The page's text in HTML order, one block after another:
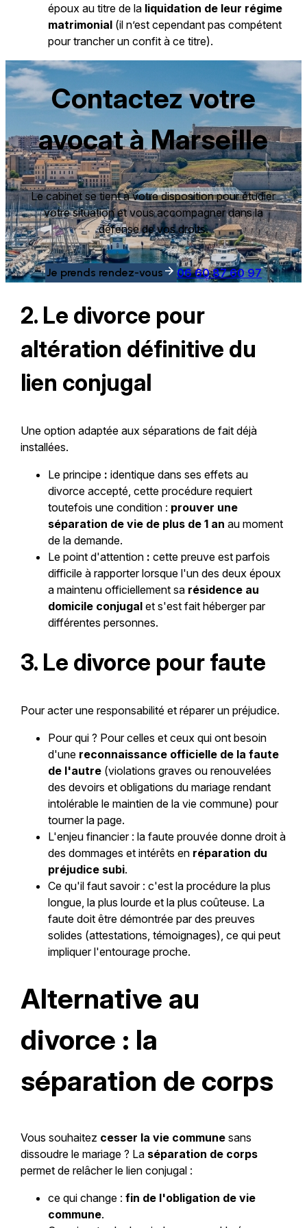
époux au titre de la liquidation de leur régime
matrimonial(il n’est cependant pas compétent
pour trancher un confit à ce titre).
Contactez votre
avocat à Marseille
Le cabinet se tient à votre disposition pour étudier
votre situation et vous accompagner dans la
défense de vos droits.
Je prends rendez-vous 06 60 87 60 97
2. Le divorce pour
altération définitive du
lien conjugal
Une option adaptée aux séparations de fait déjà
installées.
Le principe: identique dans ses effets au
divorce accepté, cette procédure requiert
toutefois une condition : prouver une
séparation de vie de plus de 1 an au moment
de la demande.
Le point d'attention: cette preuve est parfois
difficile à rapporter lorsque l'un des deux époux
a maintenu officiellement sa résidence au
domicile conjugalet s'est fait héberger par
différentes personnes.
3. Le divorce pour faute
Pour acter une responsabilité et réparer un préjudice.
Pour qui ? Pour celles et ceux qui ont besoin
d'une reconnaissance officielle de la faute
de l'autre(violations graves ou renouvelées
des devoirs et obligations du mariage rendant
intolérable le maintien de la vie commune) pour
tourner la page.
L'enjeu financier : la faute prouvée donne droit à
des dommages et intérêts en réparation du
préjudice subi.
Ce qu'il faut savoir : c'est la procédure la plus
longue, la plus lourde et la plus coûteuse. La
faute doit être démontrée par des preuves
solides (attestations, témoignages), ce qui peut
impliquer l'entourage proche.
Alternative au
divorce : la
séparation de corps
Vous souhaitez cesser la vie communesans
dissoudre le mariage ? La séparation de corps
permet de relâcher le lien conjugal :
ce qui change : fin de l'obligation de vie
commune.